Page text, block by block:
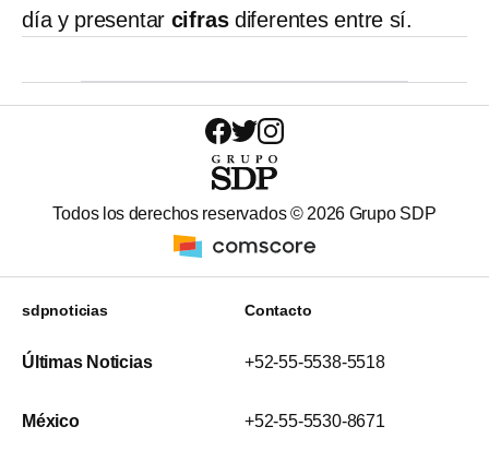
día y presentar cifrasdiferentes entre sí.
Todos los derechos reservados © 2026 Grupo SDP
sdpnoticias
Últimas Noticias
México
Contacto
+52-55-5538-5518
+52-55-5530-8671